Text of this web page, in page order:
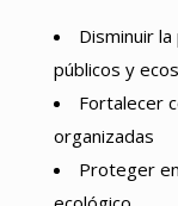
Disminuir
públicos y
Fortalecer
organizadas
Proteger